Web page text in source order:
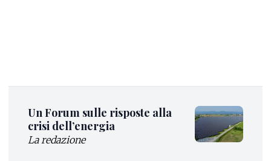
Un Forum sulle risposte alla
crisi dell’energia
La redazione